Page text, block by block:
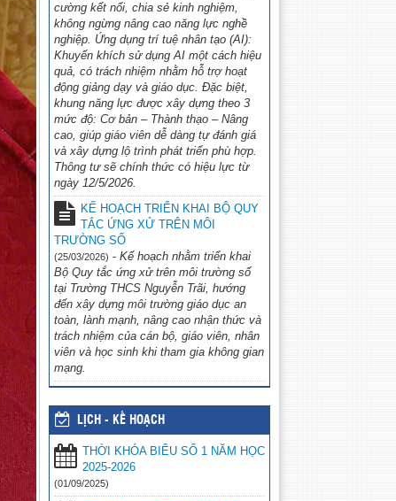
cường kết nối, chia sẻ kinh nghiệm,
không ngừng nâng cao năng lực nghề
nghiệp. Ứng dụng trí tuệ nhân tạo (AI):
Khuyến khích sử dụng AI một cách hiệu
quả, có trách nhiệm nhằm hỗ trợ hoạt
động giảng dạy và giáo dục. Đặc biệt,
khung năng lực được xây dựng theo 3
mức độ: Cơ bản – Thành thạo – Nâng
cao, giúp giáo viên dễ dàng tự đánh giá
và xây dựng lộ trình phát triển phù hợp.
Thông tư sẽ chính thức có hiệu lực từ
ngày 12/5/2026.
KẾ HOẠCH TRIỂN KHAI BỘ QUY
TẮC ỨNG XỬ TRÊN MÔI
TRƯỜNG SỐ
(25/03/2026) - Kế hoạch nhằm triển khai
Bộ Quy tắc ứng xử trên môi trường số
tại Trường THCS Nguyễn Trãi, hướng
đến xây dựng môi trường giáo dục an
toàn, lành mạnh, nâng cao nhận thức và
trách nhiệm của cán bộ, giáo viên, nhân
viên và học sinh khi tham gia không gian
mạng.
LỊCH - KẾ HOẠCH
THỜI KHÓA BIỂU SỐ 1 NĂM HỌC
2025-2026
(01/09/2025)